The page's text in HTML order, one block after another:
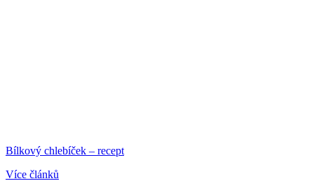
Bílkový chlebíček – recept
Více článků